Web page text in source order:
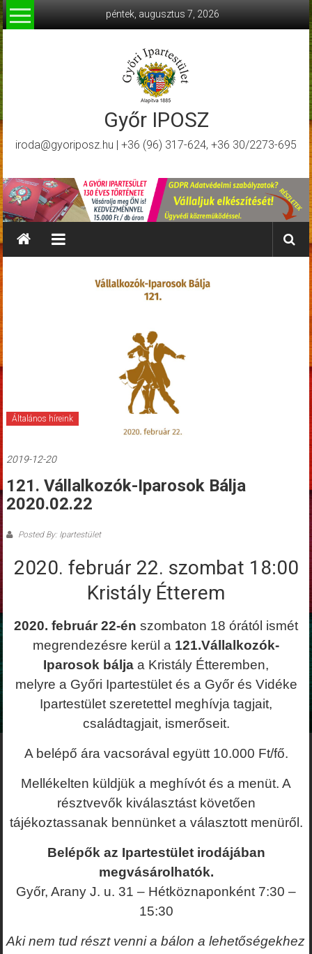
Skip
to
content
péntek, augusztus 7, 2026
Győr IPOSZ
iroda@gyoriposz.hu | +36 (96) 317-624, +36 30/2273-695
Általános híreink
2019-12-20
121. Vállalkozók-Iparosok Bálja
2020.02.22
Posted By: Ipartestület
2020. február 22. szombat 18:00
Kristály Étterem
2020. február 22-én szombaton 18 órától ismét
megrendezésre kerül a 121.Vállalkozók-
Iparosok bálja a Kristály Étteremben,
melyre a Győri Ipartestületés a Győr és Vidéke
Ipartestület szeretettel meghívja tagjait,
családtagjait, ismerőseit.
A belépő ára vacsorával együtt 10.000 Ft/fő.
Mellékelten küldjük a meghívót és a menüt. A
résztvevők kiválasztást követően
tájékoztassanak bennünket a választott menüről.
Belépők az Ipartestület irodájában
megvásárolhatók.
Győr, Arany J. u. 31 – Hétköznaponként 7:30 –
15:30
Aki nem tud részt venni a bálon a lehetőségekhez